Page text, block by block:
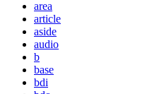
area
article
aside
audio
b
base
bdi